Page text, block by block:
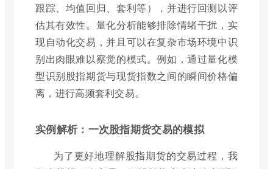
跟踪、均值回归、套利等），并进行回测以评
估其有效性。量化分析能够排除情绪干扰，实
现自动化交易，并且可以在复杂市场环境中识
别出肉眼难以察觉的模式。例如，通过量化模
型识别股指期货与现货指数之间的瞬间价格偏
离，进行高频套利交易。
实例解析：一次股指期货交易的模拟
为了更好地理解股指期货的交易过程，我